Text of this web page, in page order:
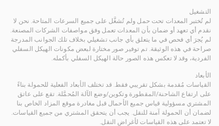
التشغيل
لم تُختبر المعدات تحت حمل ولم تُشغَّل على جميع السرعات المتاحة. نحن لا
نقدم أي تعهد أو ضمان بأن المعدات تعمل وفق مواصفات الشركات المصنعة.
لم يُجرَ أي فحص في ما يتعلق بأي جانب تشغيلي بخلاف تلك الجوانب المدرجة
صراحة في هذه الوثيقة. تم توفير صور مختارة لبعض مكونات الهيكل السفلي
الفردية، وقد لا تعكس هذه الصور حالة الهيكل السفلي بأكمله.
الأبعاد
القياسات مُقدمة بشكل تقريبي فقط. قد تختلف الأبعاد الفعلية للحمولة بناءً
على ارتفاع الشاحنة/المقطورة وتكوين/وضع الآلة المُحمَّلة. تقع على عاتق
المشتري مسؤولية قياس جميع الأحمال قبل مغادرة موقع المزاد الخاص بنا
لضمان أن الحمولة آمنة للنقل. يجب أن يتحقق المشتري من جميع القياسات.
لا تعتمد على هذه القياسات لأغراض النقل.